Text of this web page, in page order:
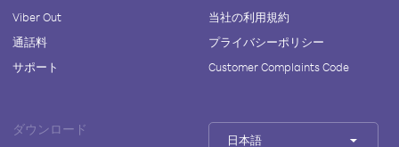
Viber Out
通話料
サポート
当社の利用規約
プライバシーポリシー
Customer Complaints Code
ダウンロード
日本語